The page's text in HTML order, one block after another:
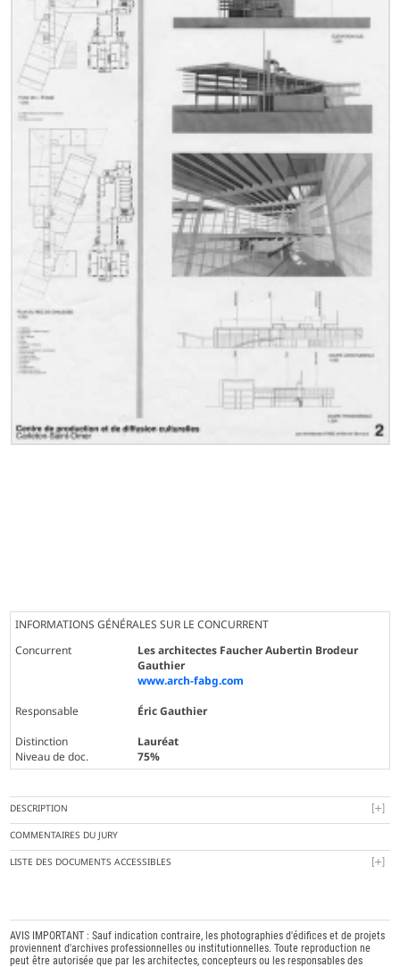
INFORMATIONS GÉNÉRALES SUR LE CONCURRENT
Concurrent
Les architectes Faucher Aubertin Brodeur
Gauthier
www.arch-fabg.com
Responsable
Éric Gauthier
Distinction
Lauréat
Niveau de doc.
75%
DESCRIPTION
COMMENTAIRES DU JURY
LISTE DES DOCUMENTS ACCESSIBLES
AVIS IMPORTANT : Sauf indication contraire, les photographies d'édifices et de projets
proviennent d'archives professionnelles ou institutionnelles. Toute reproduction ne
peut être autorisée que par les architectes, concepteurs ou les responsables des